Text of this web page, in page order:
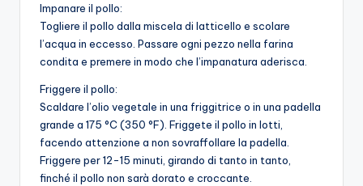
Impanare il pollo:
Togliere il pollo dalla miscela di latticello e scolare
l’acqua in eccesso. Passare ogni pezzo nella farina
condita e premere in modo che l’impanatura aderisca.
Friggere il pollo:
Scaldare l’olio vegetale in una friggitrice o in una padella
grande a 175 °C (350 °F). Friggete il pollo in lotti,
facendo attenzione a non sovraffollare la padella.
Friggere per 12-15 minuti, girando di tanto in tanto,
finché il pollo non sarà dorato e croccante.